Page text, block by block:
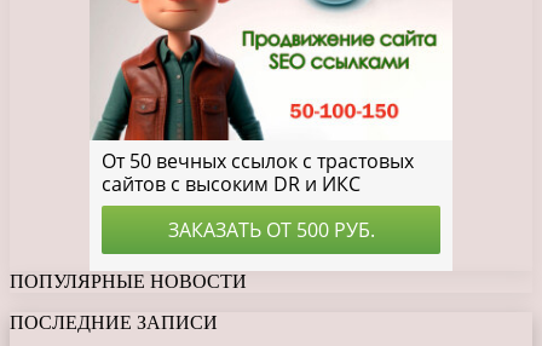
ПОПУЛЯРНЫЕ НОВОСТИ
ПОСЛЕДНИЕ ЗАПИСИ